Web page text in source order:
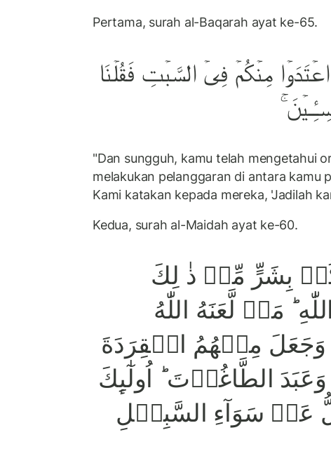
Pertama, surah al-Baqarah ayat ke-65.
مِنۡكُمۡ فِىۡ السَّبۡتِ فَقُلۡنَا
"Dan sungguh, kamu telah mengetahui
melakukan pelanggaran di antara kamu
Kami katakan kepada mereka, 'Jadilah
Kedua, surah al-Maidah ayat ke-60.
بِشَرٍّ مِّنۡ ذٰ لِكَ
مَنۡ لَّعَنَهُ اللّٰهُ
مِنۡهُمُ الۡقِرَدَةَ
الطَّاغُوۡتَ‌ ؕ اُولٰٓٮِٕكَ
عَنۡ سَوَآءِ السَّبِيۡلِ